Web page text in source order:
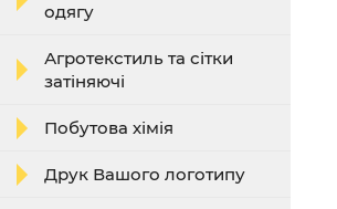
одягу
Агротекстиль та сітки
затіняючі
Побутова хімія
Друк Вашого логотипу